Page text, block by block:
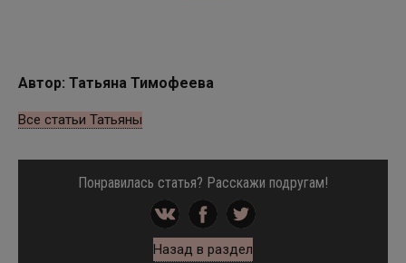
Автор: Татьяна Тимофеева
Все статьи Татьяны
Понравилась статья? Расскажи подругам!
Назад в раздел